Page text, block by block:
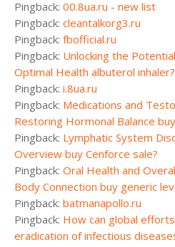
Pingback: 00.8ua.ru - new list
Pingback: cleantalkorg3.ru
Pingback: fbofficial.ru
Pingback: Unlocking the
Optimal Health albuterol inhaler?
Pingback: i.8ua.ru
Pingback: Medications and
Restoring Hormonal Balance
Pingback: Lymphatic System
Overview buy Cenforce sale?
Pingback: Oral Health and
Body Connection buy generic
Pingback: batmanapollo.ru
Pingback: How can global
eradication of infectious